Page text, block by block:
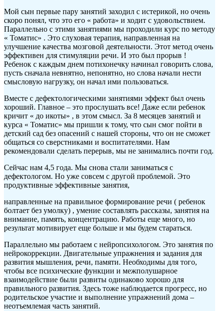
Мой сын первые пару занятий заходил с истерикой, но очень
скоро понял, что это его « работа» и ходит с удовольствием.
Параллельно с этими занятиями мы проходили курс по методу
« Томатис» . Это слуховая терапия, направленная на
улучшение качества мозговой деятельности. Этот метод очень
эффективен для стимуляции речи. И это был прорыв !
Ребенок с каждым днем потихонечку начинал говорить слова,
пусть сначала невнятно, непонятно, но слова начали нести
смысловую нагрузку, он начал ими пользоваться.
Вместе с дефектологическими занятиями эффект был очень
хороший. Главное – это прослушать все! Даже если ребенок
кричит « до икоты» , в этом смысл. За 8 месяцев занятий и
курса « Томатис» мы пришли к тому, что сын смог пойти в
детский сад без опасений с нашей стороны, что он не сможет
общаться со сверстниками и воспитателями. Нам
рекомендовали сделать перерыв, мы не занимались почти год.
Сейчас нам 4,5 года. Мы снова стали заниматься с
дефектологом. Но уже совсем с другой проблемой. Это
продуктивные эффективные занятия,
направленные на правильное формирование речи ( ребенок
болтает без умолку) , умение составлять рассказы, занятия на
внимание, память, концентрацию. Работы еще много, но
результат мотивирует еще больше и мы будем стараться.
Параллельно мы работаем с нейропсихологом. Это занятия по
нейрокоррекции. Двигательные упражнения и задания для
развития мышления, речи, памяти. Необходимы для того,
чтобы все психические функции и межполушарное
взаимодействие были развиты одинаково хорошо для
правильного развития. Здесь тоже наблюдается прогресс, но
родительское участие и выполнение упражнений дома –
неотъемлемая часть занятий.